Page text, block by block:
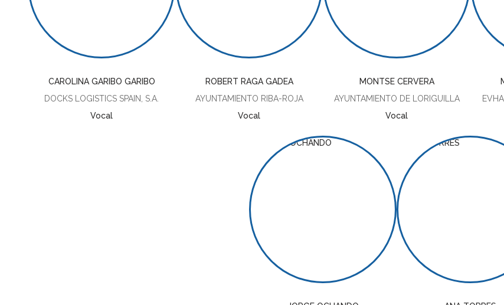
CAROLINA GARIBO GARIBO
DOCKS LOGISTICS SPAIN, S.A.
Vocal
ROBERT RAGA GADEA
AYUNTAMIENTO RIBA-ROJA
Vocal
MONTSE CERVERA
AYUNTAMIENTO DE LORIGUILLA
Vocal